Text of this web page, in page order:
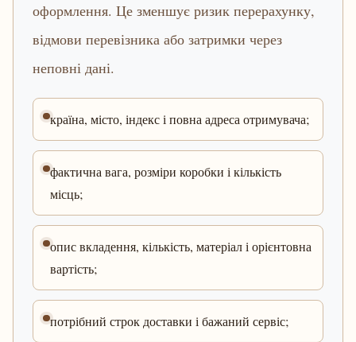
оформлення. Це зменшує ризик перерахунку,
відмови перевізника або затримки через
неповні дані.
країна, місто, індекс і повна адреса отримувача;
фактична вага, розміри коробки і кількість
місць;
опис вкладення, кількість, матеріал і орієнтовна
вартість;
потрібний строк доставки і бажаний сервіс;